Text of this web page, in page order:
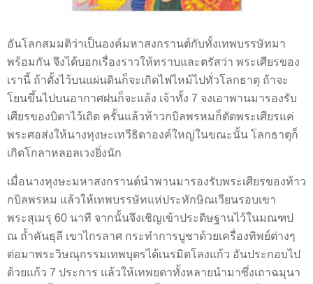
อันโลกสมมติว่าเป็นองค์มหาสงกรานต์กับทั้งเทพบรรษัทมา
พร้อมกัน จึงได้บอกเรื่องราวให้ทราบและตรัสว่า พระเศียรของ
เรานี้ ถ้าตั้งไว้บนแผ่นดินก็จะเกิดไฟไหม้ไปทั่วโลกธาตุ ถ้าจะ
โยนขึ้นไปบนอากาศฝนก็จะแล้ง เจ้าทั้ง 7 จงเอาพานมารองรับ
เศียรของบิดาไว้เถิด ครั้นแล้วท้าวกบิลพรหมก็ตัดพระเศียรแค่
พระศอส่งให้นางทุงษะเทวีธิดาองค์ใหญ่ในขณะนั้น โลกธาตุก็
เกิดโกลาหลอลเวงยิ่งนัก
เมื่อนางทุงษะมหาสงกรานต์นำพานมารองรับพระเศียรของท้าว
กบิลพรหม แล้วให้เทพบรรษัทแห่ประทักษิณเวียนรอบเขา
พระสุเมรุ 60 นาที จากนั้นจึงเชิญเข้าประดิษฐานไว้ในมณฑป
ณ ถ้ำคันธุลี เขาไกรลาศ กระทำการบูชาด้วยเครื่องทิพย์ต่างๆ
ต่อมาพระวิษณุกรรมเทพบุตรได้เนรมิตโลงแก้ว อันประกอบไป
ด้วยแก้ว 7 ประการ แล้วให้เทพยดาทั้งหลายนำมาซึ่งเถาฉมุนา